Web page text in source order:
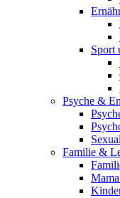
Sport
Psyche &
Familie &